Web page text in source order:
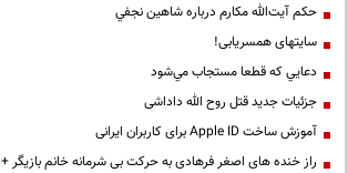
حكم آيت‌الله مكارم درباره شاهين نجفي
سایتهای همسریابی!
دعايي كه قطعا مستجاب مي‌شود
جزئیات جدید قتل روح الله داداشی
آموزش ساخت Apple ID برای کاربران ایرانی
راز خنده های اصغر فرهادی به حرکت بی شرمانه خانم